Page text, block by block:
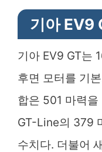
기아 EV9
기아 EV9 GT는
후면 모터를 기
합은 501 마력
GT-Line의 379
수치다. 더불어